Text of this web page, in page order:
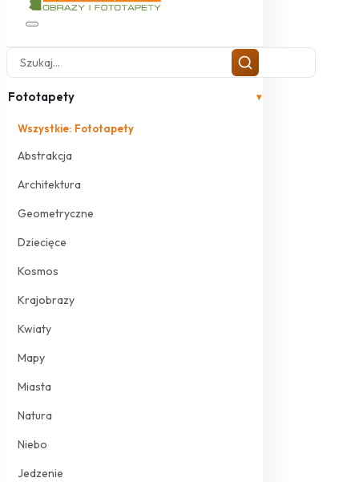
Fototapety ▾
Wszystkie: Fototapety
Abstrakcja
Architektura
Geometryczne
Dziecięce
Kosmos
Krajobrazy
Kwiaty
Mapy
Miasta
Natura
Niebo
Jedzenie